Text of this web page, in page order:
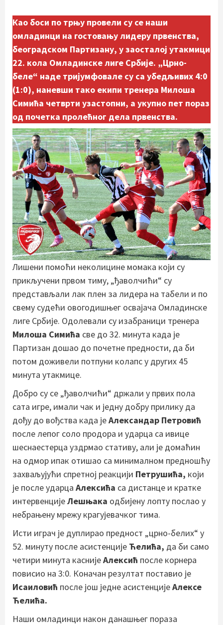
Као боси по трњу провели су се наши
омладинци на гостовању лидеру првенства,
београдском Партизану, у заосталој утакмици
22. кола Омладинске лиге Србије. „Црно-
беле“ наде тријумфовале су са убедљивих 4:0
(1:0), наневши тако екипи тренера Милоша
Симића четврти узастопни, а укупно пет пораз
од почетка пролећног дела првенства.
Лишени помоћи неколицине момака који су
прикључени првом тиму, „ђаволчићи“ су
представљали лак плен за лидера на табели и по
свему судећи овогодишњег освајача Омладинске
лиге Србије. Одолевали су изабраници тренера
Милоша Симића све до 32. минута када је
Партизан дошао до почетне предности, да би
потом доживели потпуни колапс у других 45
минута утакмице.
Добро су се „ђаволчићи“ држали у првих пола
сата игре, имали чак и једну добру прилику да
дођу до вођства када јеАлександар Петровић
после лепог соло продора и ударца са ивице
шеснаестерца уздрмао стативу, али је домаћин
на одмор ипак отишао са минималном предношћу
захваљујући спретној реакцији Петрушића, који
је после ударца Алексића са дистанце и кратке
интервенцијеЛешњака одбијену лопту послао у
небрањену мрежу крагујевачког тима.
Исти играч је дуплирао предност „црно-белих“ у
52. минуту после асистенције Ћелића, да би само
четири минута каснијеАлексић после корнера
повисио на 3:0. Коначан резултат поставио је
Исаиловић после још једне асистенцијеАлексе
Ћелића.
Наши омладинци након данашњег пораза